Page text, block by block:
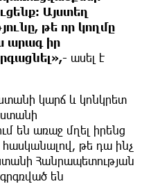
Այստեղ
թե որ կողմը
արագ իր
ասել է
կարճ և կոնկրետ
են առաջ մղել իրենց
թե դա ինչ
Հանրապետության
են